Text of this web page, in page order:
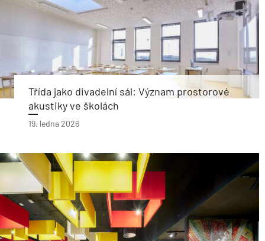
Třída jako divadelní sál: Význam prostorové
akustiky ve školách
19. ledna 2026